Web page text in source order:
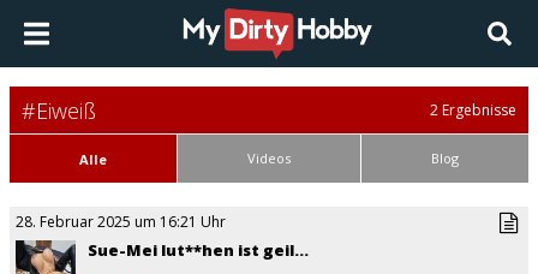
#Eiweiß 2 Ergebnisse
Alle Videos Blog
28. Februar 2025 um 16:21 Uhr
Sue-Mei lut**hen ist geil...